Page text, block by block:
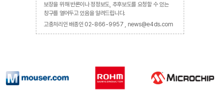
보장을 위해 반론이나 정정보도, 추후보도를 요청할 수 있는
창구를 열어두고 있음을 알려드립니다.
고충처리인 배종인 02-866-9957 , news@e4ds.com